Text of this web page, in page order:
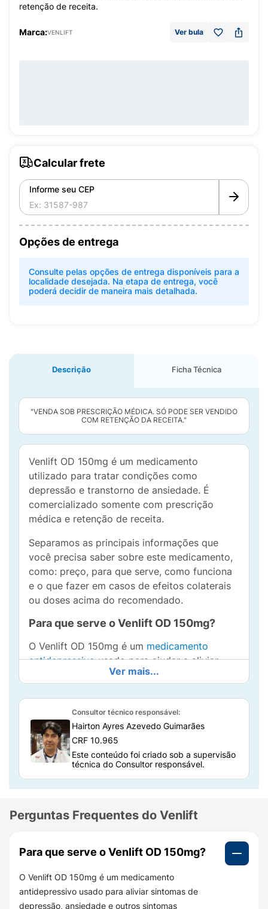
retenção de receita.
Marca:VENLIFT Ver bula
Calcular frete
Informe seu CEP
Opções de entrega
Consulte pelas opções de entrega disponíveis para a
localidade desejada. Na etapa de entrega, você
poderá decidir de maneira mais detalhada.
Descrição Ficha Técnica
"VENDA SOB PRESCRIÇÃO MÉDICA. SÓ PODE SER VENDIDO
COM RETENÇÃO DA RECEITA."
Venlift OD 150mg é um medicamento
utilizado para tratar condições como
depressão e transtorno de ansiedade. É
comercializado somente com prescrição
médica e retenção de receita.
Separamos as principais informações que
você precisa saber sobre este medicamento,
como: preço, para que serve, como funciona
e o que fazer em casos de efeitos colaterais
ou doses acima do recomendado.
Para que serve o Venlift OD 150mg?
O Venlift OD 150mg é um medicamento
antidepressivousado para ajudar a aliviar
sintomas de depressão, ansiedade e outros
substâncias químicas no cérebro, o que ajuda
a melhorar o humor, o sono e o apetite.
Como o Venlift OD 150mg age no
cérebro?
O Venlift OD 150mg contém cloridrato de
de neurotransmissores do cérebro, como a
substâncias ajudam na comunicação entre as
humor e reduzir os sintomas de depressão e
ansiedade, levando o paciente a se sentir
melhor e mais sociável.
Ver mais...
Consultor técnico responsável:
Hairton Ayres Azevedo Guimarães
CRF 10.965
Este conteúdo foi criado sob a supervisão
técnica do Consultor responsável.
Perguntas Frequentes do Venlift
Para que serve o Venlift OD 150mg?
O Venlift OD 150mg é um medicamento
antidepressivo usado para aliviar sintomas de
depressão, ansiedade e outros sintomas